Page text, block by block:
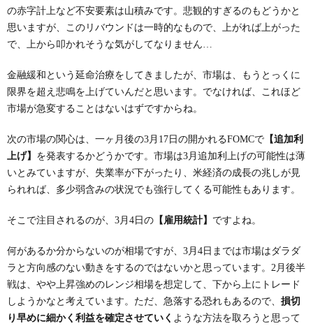
の赤字計上など不安要素は山積みです。悲観的すぎるのもどうかと
思いますが、このリバウンドは一時的なもので、上がれば上がった
で、上から叩かれそうな気がしてなりません…
金融緩和という延命治療をしてきましたが、市場は、もうとっくに
限界を超え悲鳴を上げていんだと思います。でなければ、これほど
市場が急変することはないはずですからね。
次の市場の関心は、一ヶ月後の3月17日の開かれるFOMCで 【追加利
上げ】 を発表するかどうかです。市場は3月追加利上げの可能性は薄
いとみていますが、失業率が下がったり、米経済の成長の兆しが見
られれば、多少弱含みの状況でも強行してくる可能性もあります。
そこで注目されるのが、3月4日の 【 雇用統計】 ですよね。
何があるか分からないのが相場ですが、3月4日までは市場はダラダ
ラと方向感のない動きをするのではないかと思っています。2月後半
戦は、やや上昇強めのレンジ相場を想定して、下から上にトレード
しようかなと考えています。ただ、急落する恐れもあるので、 損切
り早めに細かく利益を確定させていく ような方法を取ろうと思って